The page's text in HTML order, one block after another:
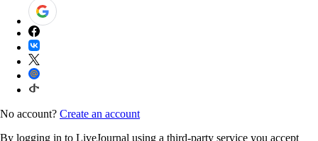
No account? Create an account
By logging in to LiveJournal using a third-party service you accept